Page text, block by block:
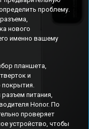
проблему.
нового
именно вашему
планшета,
и
покрытия.
питания,
Honor. По
проверяет
устройство, чтобы